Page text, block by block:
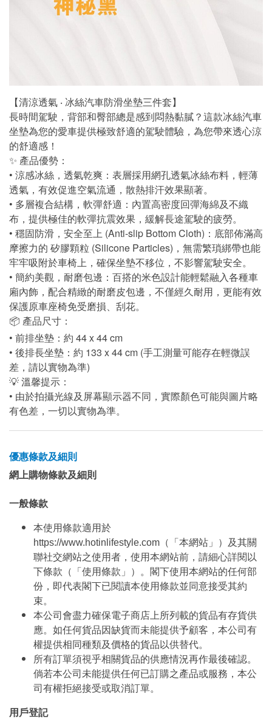
【清涼透氣 ‧ 冰絲汽車防滑坐墊三件套】
長時間駕駛，背部和臀部總是感到悶熱黏膩？這款冰絲汽車
坐墊為您的愛車提供極致舒適的駕駛體驗，為您帶來透心涼
的舒適感！
✨ 產品優勢：
• 涼感冰絲，透氣乾爽：表層採用網孔透氣冰絲布料，輕薄
透氣，有效促進空氣流通，散熱排汗效果顯著。
• 多層複合結構，軟彈舒適：內置高密度回彈海綿及不織
布，提供極佳的軟彈抗震效果，緩解長途駕駛的疲勞。
• 穩固防滑，安全至上 (Anti-slip Bottom Cloth)：底部佈滿高
摩擦力的 矽膠顆粒 (Silicone Particles)，無需繁瑣綁帶也能
牢牢吸附於車椅上，確保坐墊不移位，不影響駕駛安全。
• 簡約美觀，耐磨包邊：百搭的米色設計能輕鬆融入各種車
廂內飾，配合精緻的耐磨皮包邊，不僅經久耐用，更能有效
保護原車座椅免受磨損、刮花。
📦 產品尺寸：
• 前排坐墊：約 44 x 44 cm
• 後排長坐墊：約 133 x 44 cm (手工測量可能存在輕微誤
差，請以實物為準)
💡 溫馨提示：
• 由於拍攝光線及屏幕顯示器不同，實際顏色可能與圖片略
有色差，一切以實物為準。
優惠條款及細則
網上購物條款及細則
一般條款
本使用條款適用於
https://www.hotinlifestyle.com（「本網站」）及其關
聯社交網站之使用者，使用本網站前，請細心詳閱以
下條款（「使用條款」）。閣下使用本網站的任何部
份，即代表閣下已閱讀本使用條款並同意接受其約
束。
本公司會盡力確保電子商店上所列載的貨品有存貨供
應。如任何貨品因缺貨而未能提供予顧客，本公司有
權提供相同種類及價格的貨品以供替代。
所有訂單須視乎相關貨品的供應情況再作最後確認。
倘若本公司未能提供任何已訂購之產品或服務，本公
司有權拒絕接受或取消訂單。
用戶登記